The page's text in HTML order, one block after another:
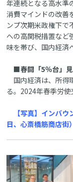
年連続となる高水準
消費マインドの改善
ンプ次期米政権下で
への高関税措置など
味を帯び、国内経済
■春闘「5％台」
国内経済は、所得
る。2024年春季労
【写真】インバ
日、心斎橋筋商店街）